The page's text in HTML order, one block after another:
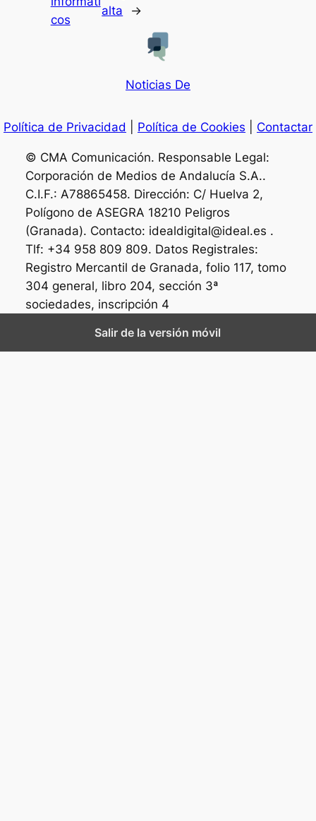
cos
alta
→
Noticias De
Política de Privacidad Política de Cookies Contactar
© CMA Comunicación. Responsable Legal:
Corporación de Medios de Andalucía S.A..
C.I.F.: A78865458. Dirección: C/ Huelva 2,
Polígono de ASEGRA 18210 Peligros
(Granada). Contacto: idealdigital@ideal.es .
Tlf: +34 958 809 809. Datos Registrales:
Registro Mercantil de Granada, folio 117, tomo
304 general, libro 204, sección 3ª
sociedades, inscripción 4
Salir de la versión móvil